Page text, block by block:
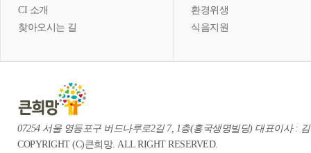
CI 소개
찾아오시는 길
환경위생
식음지원
07254 서울 영등포구 버드나루로2길 7, 1층(흥국생명빌딩) 대표이사 : 김
COPYRIGHT (C)큰희망. ALL RIGHT RESERVED.